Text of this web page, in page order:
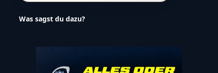
Was sagst du dazu?